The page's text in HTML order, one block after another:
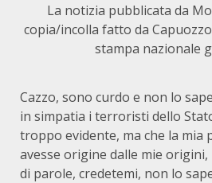
La notizia pubblicata da
copia/incolla fatto da
stampa nazionale
Cazzo, sono curdo e non lo
in simpatia i terroristi dello
troppo evidente, ma che la mia
avesse origine dalle mie
di parole, credetemi, non lo